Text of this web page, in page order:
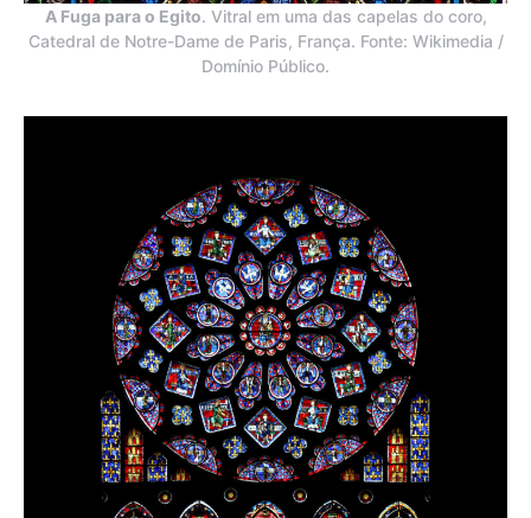
A Fuga para o Egito. Vitral em uma das capelas do coro,
Catedral de Notre-Dame de Paris, França. Fonte: Wikimedia /
Domínio Público.